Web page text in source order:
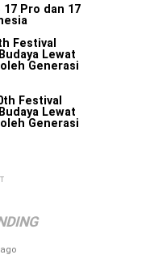
17 Pro dan 17
Festival
Lewat
Generasi
Festival
Lewat
Generasi